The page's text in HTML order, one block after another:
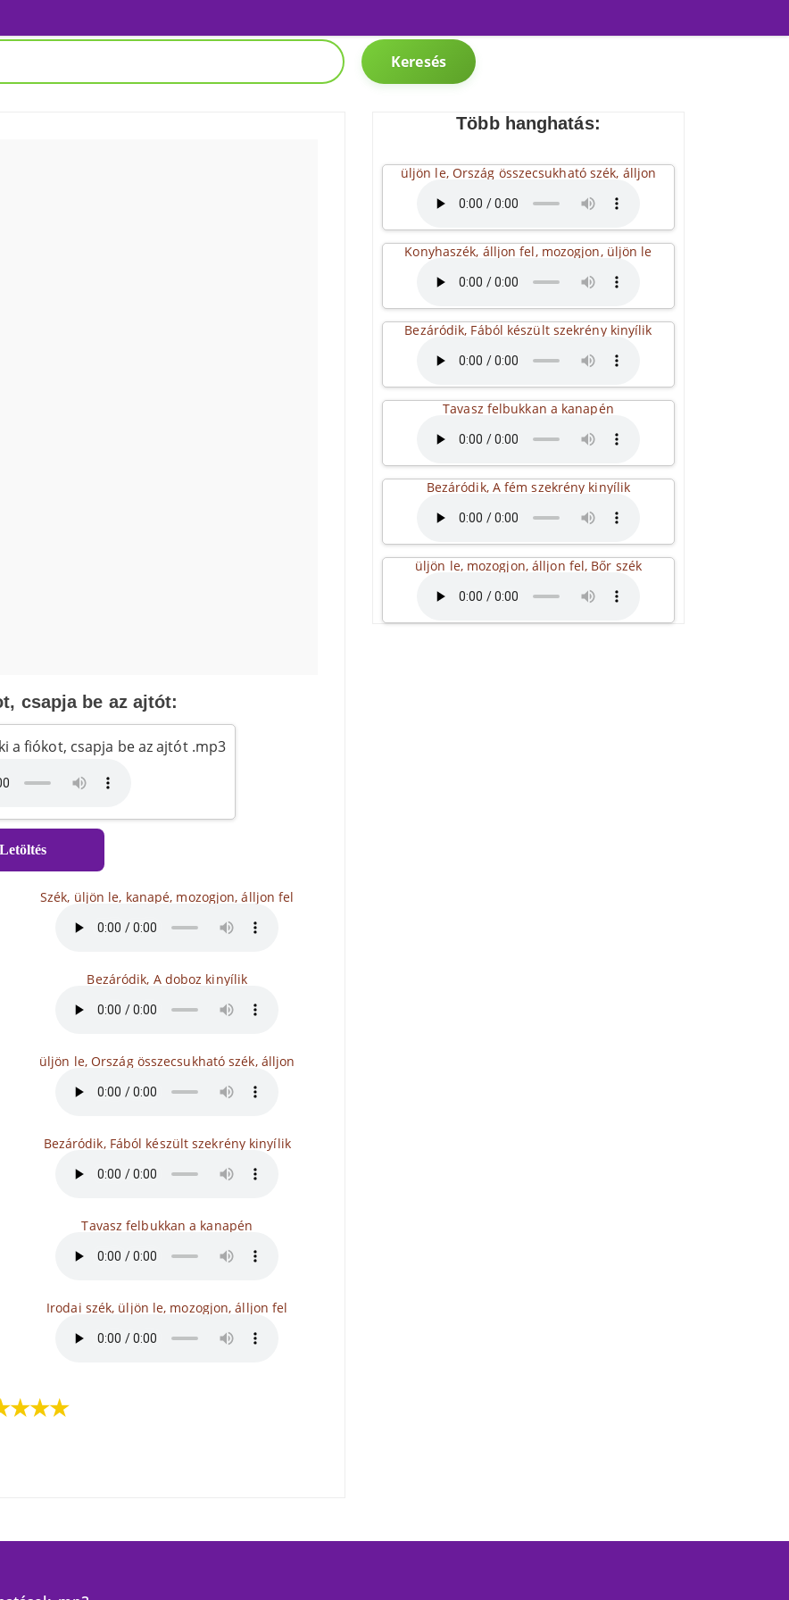
Keresés
csapja be az ajtót:
a fiókot, csapja be az ajtót .mp3
Letöltés
Szék, üljön le, kanapé, mozogjon, álljon fel
Bezáródik, A doboz kinyílik
üljön le, Ország összecsukható szék, álljon
Bezáródik, Fából készült szekrény kinyílik
Tavasz felbukkan a kanapén
Irodai szék, üljön le, mozogjon, álljon fel
Több hanghatás:
üljön le, Ország összecsukható szék, álljon
Konyhaszék, álljon fel, mozogjon, üljön le
Bezáródik, Fából készült szekrény kinyílik
Tavasz felbukkan a kanapén
Bezáródik, A fém szekrény kinyílik
üljön le, mozogjon, álljon fel, Bőr szék